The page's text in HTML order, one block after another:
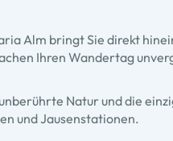
Alm bringt Sie direkt
Ihren Wandertag
Natur und die
und Jausenstationen.